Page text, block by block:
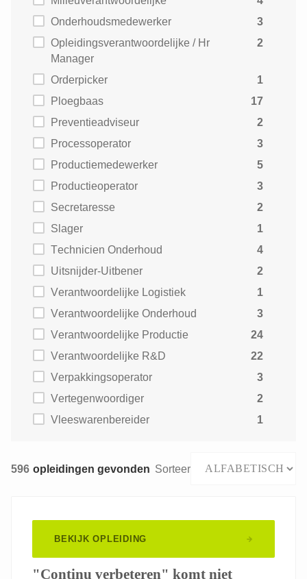
Onderhoudsmedewerker
3
Opleidingsverantwoordelijke / Hr
Manager
2
Orderpicker
1
Ploegbaas
17
Preventieadviseur
2
Processoperator
3
Productiemedewerker
5
Productieoperator
3
Secretaresse
2
Slager
1
Technicien Onderhoud
4
Uitsnijder-Uitbener
2
Verantwoordelijke Logistiek
1
Verantwoordelijke Onderhoud
3
Verantwoordelijke Productie
24
Verantwoordelijke R&D
22
Verpakkingsoperator
3
Vertegenwoordiger
2
Vleeswarenbereider
1
596 opleidingen gevonden Sorteer
BEKIJK OPLEIDING
"Continu verbeteren" komt niet